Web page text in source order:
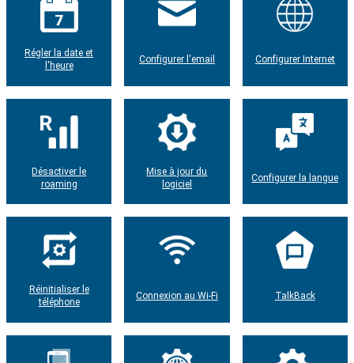
Régler la date et
l'heure
Configurer l'email Configurer Internet
Désactiver le
roaming
Mise à jour du
logiciel
Configurer la langue
Réinitialiser le
téléphone
Connexion au Wi-Fi TalkBack